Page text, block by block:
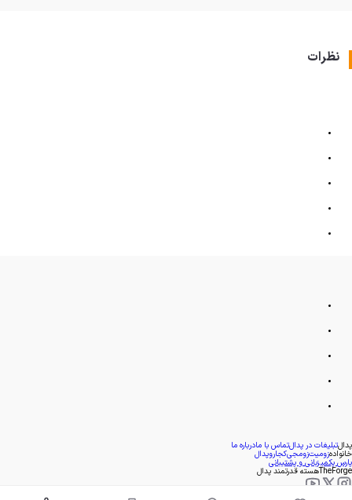
نظرات
پدالتبلیغات در پدالتماس با مادرباره ما
خانوادهزومیتزومجیکجاروپدال
پارس پکمیزبانی و پشتیبانی
TheForgeهسته قدرتمند پدال